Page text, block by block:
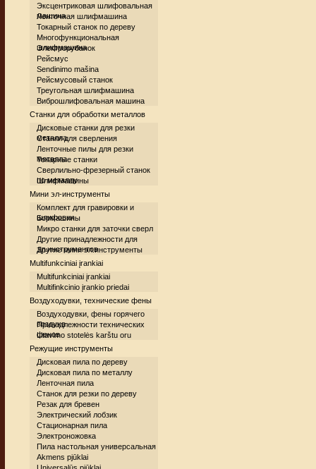
Эксцентриковая шлифовальная
машина
Ленточная шлифмашина
Токарный станок по дереву
Многофункциональная
шлифмашина
Электрорубанок
Рейсмус
Sendinimo mašina
Рейсмусовый станок
Треугольная шлифмашина
Виброшлифовальная машина
Станки для обработки металлов
Дисковые станки для резки
металла
Станки для сверления
Ленточные пилы для резки
металла
Токарные станки
Сверлильно-фрезерный станок
по металлу
Шлифмашины
Мини эл-инструменты
Комплект для гравировки и
шлифовки
Бормашины
Микро станки для заточки сверл
Другие принадлежности для
эл.инструментов
Другие мини эл.инструменты
Multifunkciniai įrankiai
Multifunkciniai įrankiai
Multifinkcinio įrankio priedai
Воздуходувки, технические фены
Воздуходувки, фены горячего
воздуха
Принадлежности технических
фенов
Litavimo stotelės karštu oru
Режущие инструменты
Дисковая пила по дереву
Дисковая пила по металлу
Ленточная пила
Станок для резки по дереву
Резак для бревен
Электрический лобзик
Стационарная пила
Электроножовка
Пила настольная универсальная
Akmens pjūklai